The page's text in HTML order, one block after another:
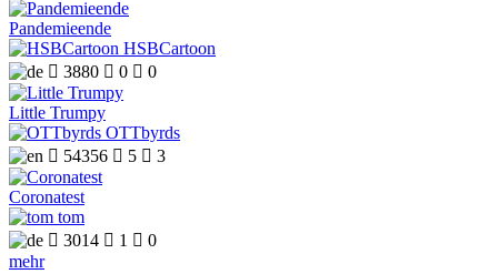
Pandemieende
HSBCartoon
 3880  0  0
Little Trumpy
OTTbyrds
 54356  5  3
Coronatest
tom
 3014  1  0
mehr